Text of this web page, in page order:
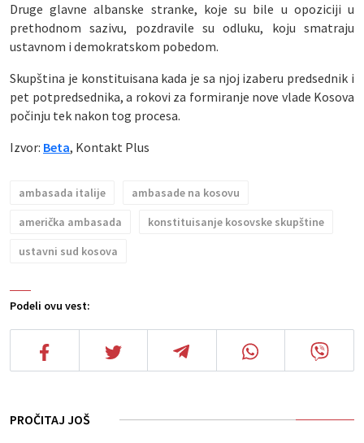
Podeli ovu vest:
Druge glavne albanske stranke, koje su bile u opoziciji u
prethodnom sazivu, pozdravile su odluku, koju smatraju
ustavnom i demokratskom pobedom.
Skupština je konstituisana kada je sa njoj izaberu predsednik i
pet potpredsednika, a rokovi za formiranje nove vlade Kosova
počinju tek nakon tog procesa.
Izvor: Beta, Kontakt Plus
ambasada italije
ambasade na kosovu
američka ambasada
konstituisanje kosovske skupštine
ustavni sud kosova
PROČITAJ JOŠ